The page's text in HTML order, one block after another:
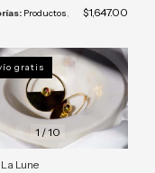
Productos,
$1,647.00
1 /10
gratis
Lune